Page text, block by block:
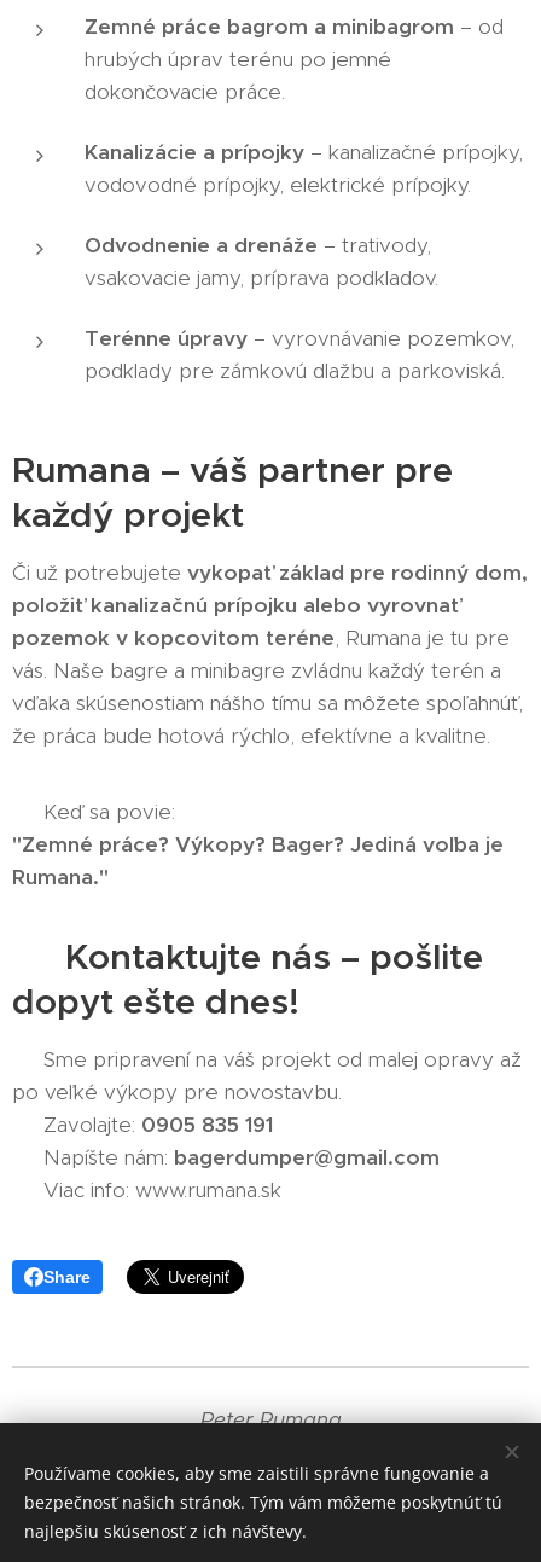
Zemné práce bagrom a minibagrom – od
hrubých úprav terénu po jemné
dokončovacie práce.
Kanalizácie a prípojky – kanalizačné prípojky,
vodovodné prípojky, elektrické prípojky.
Odvodnenie a drenáže – trativody,
vsakovacie jamy, príprava podkladov.
Terénne úpravy – vyrovnávanie pozemkov,
podklady pre zámkovú dlažbu a parkoviská.
Rumana – váš partner pre
každý projekt
Či už potrebujete vykopať základ pre rodinný dom,
položiť kanalizačnú prípojku alebo vyrovnať
pozemok v kopcovitom teréne, Rumana je tu pre
vás. Naše bagre a minibagre zvládnu každý terén a
vďaka skúsenostiam nášho tímu sa môžete spoľahnúť,
že práca bude hotová rýchlo, efektívne a kvalitne.
👉 Keď sa povie:
"Zemné práce? Výkopy? Bager? Jediná voľba je
Rumana."
📞 Kontaktujte nás – pošlite
dopyt ešte dnes!
📍 Sme pripravení na váš projekt od malej opravy až
po veľké výkopy pre novostavbu.
📲 Zavolajte: 0905 835 191
📧 Napíšte nám: bagerdumper@gmail.com
🌐 Viac info: www.rumana.sk
Share
Peter Rumana
Cookies
Používame cookies, aby sme zaistili správne fungovanie a
bezpečnosť našich stránok. Tým vám môžeme poskytnúť tú
najlepšiu skúsenosť z ich návštevy.